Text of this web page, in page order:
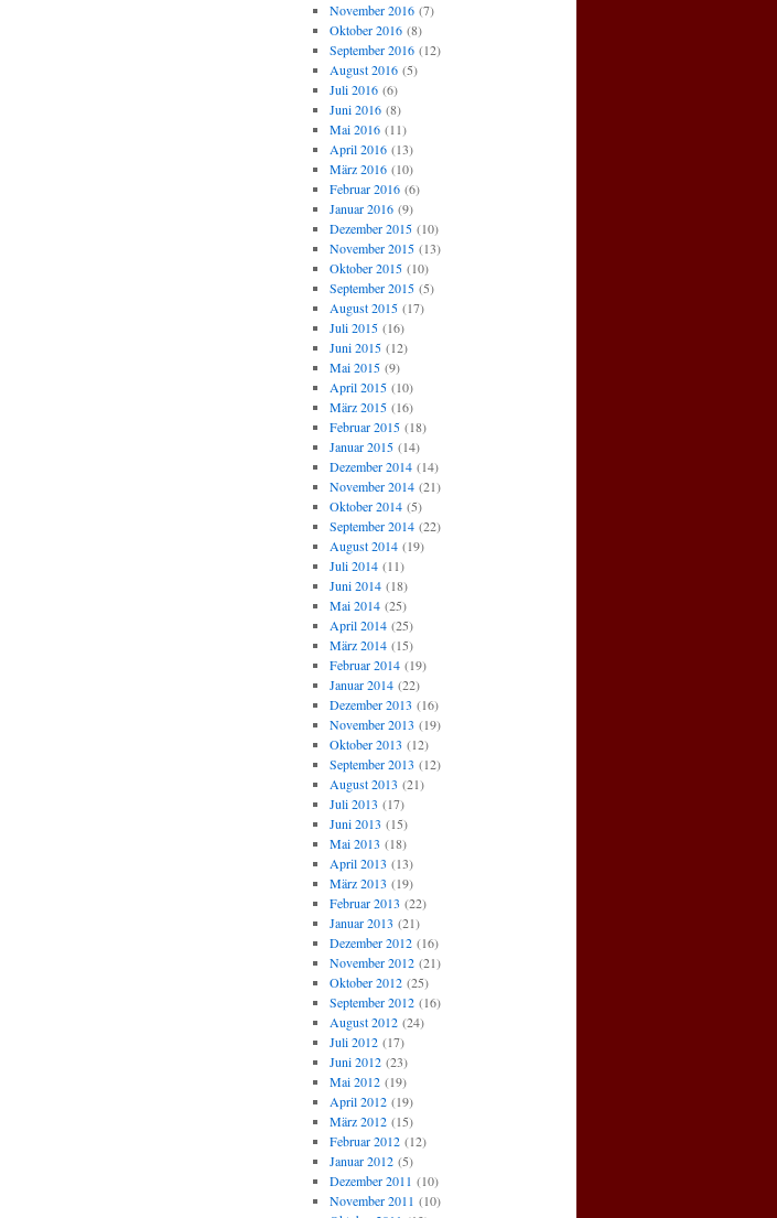
November 2016(7)
Oktober 2016(8)
September 2016(12)
August 2016(5)
Juli 2016(6)
Juni 2016(8)
Mai 2016(11)
April 2016(13)
März 2016(10)
Februar 2016(6)
Januar 2016(9)
Dezember 2015(10)
November 2015(13)
Oktober 2015(10)
September 2015(5)
August 2015(17)
Juli 2015(16)
Juni 2015(12)
Mai 2015(9)
April 2015(10)
März 2015(16)
Februar 2015(18)
Januar 2015(14)
Dezember 2014(14)
November 2014(21)
Oktober 2014(5)
September 2014(22)
August 2014(19)
Juli 2014(11)
Juni 2014(18)
Mai 2014(25)
April 2014(25)
März 2014(15)
Februar 2014(19)
Januar 2014(22)
Dezember 2013 (16)
November 2013 (19)
Oktober 2013 (12)
September 2013 (12)
August 2013 (21)
Juli 2013 (17)
Juni 2013 (15)
Mai 2013 (18)
April 2013 (13)
März 2013 (19)
Februar 2013 (22)
Januar 2013 (21)
Dezember 2012(16)
November 2012(21)
Oktober 2012(25)
September 2012(16)
August 2012(24)
Juli 2012(17)
Juni 2012(23)
Mai 2012(19)
April 2012(19)
März 2012(15)
Februar 2012(12)
Januar 2012(5)
Dezember 2011 (10)
November 2011 (10)